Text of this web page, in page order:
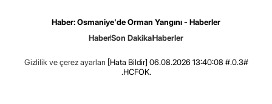
Haber: Osmaniye'de Orman Yangını - Haberler
HaberSon DakikaHaberler
Gizlilik ve çerez ayarları [Hata Bildir] 06.08.2026 13:40:08 #.0.3#
.HCFOK.